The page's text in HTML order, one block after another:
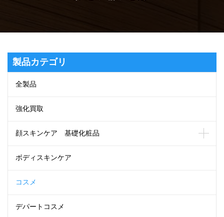
製品カテゴリ
全製品
強化買取
顔スキンケア 基礎化粧品
ボディスキンケア
コスメ
デパートコスメ